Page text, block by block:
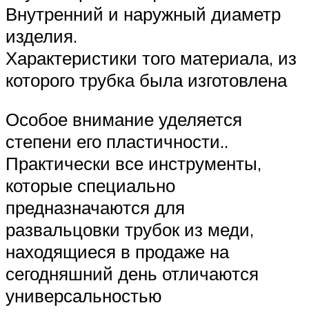
Внутренний и наружный диаметр
изделия.
Характеристики того материала, из
которого трубка была изготовлена
Особое внимание уделяется
степени его пластичности..
Практически все инструменты,
которые специально
предназначаются для
развальцовки трубок из меди,
находящиеся в продаже на
сегодняшний день отличаются
универсальностью